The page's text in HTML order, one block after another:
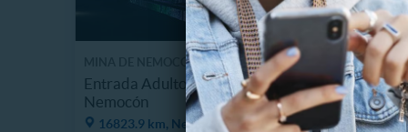
MINA DE NEMOCÓN
Entrada Adulto Mina de Sal de
Nemocón
16823.9 km, Nemocón
TABOGA
Sitio